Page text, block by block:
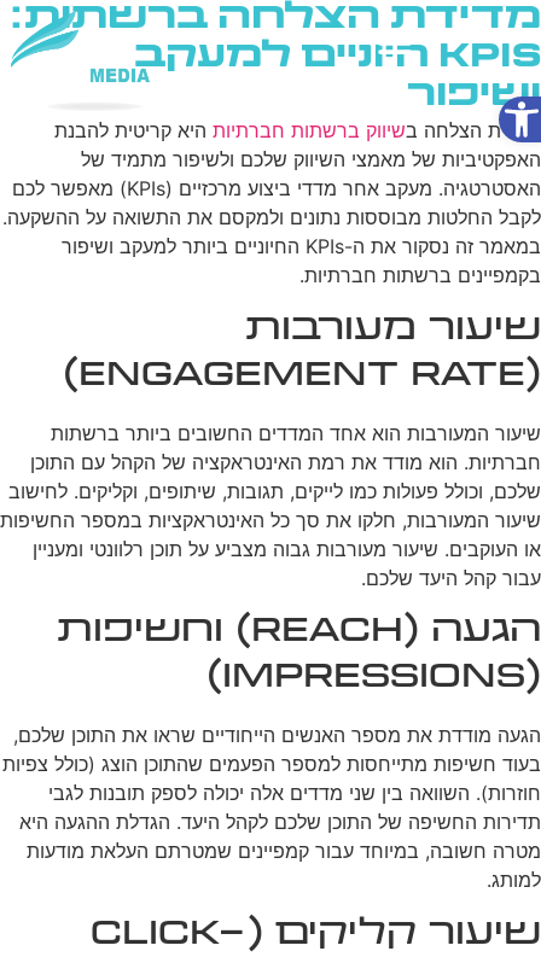
פתח סרגל נגישות
מדידת הצלחה ברשתות:
KPIs חיוניים למעקב
ושיפור
מדידת הצלחה בשיווק ברשתות חברתיות היא קריטית להבנת
האפקטיביות של מאמצי השיווק שלכם ולשיפור מתמיד של
האסטרטגיה. מעקב אחר מדדי ביצוע מרכזיים (KPIs) מאפשר לכם
לקבל החלטות מבוססות נתונים ולמקסם את התשואה על ההשקעה.
במאמר זה נסקור את ה-KPIs החיוניים ביותר למעקב ושיפור
בקמפיינים ברשתות חברתיות.
שיעור מעורבות
(Engagement Rate)
שיעור המעורבות הוא אחד המדדים החשובים ביותר ברשתות
חברתיות. הוא מודד את רמת האינטראקציה של הקהל עם התוכן
שלכם, וכולל פעולות כמו לייקים, תגובות, שיתופים, וקליקים. לחישוב
שיעור המעורבות, חלקו את סך כל האינטראקציות במספר החשיפות
או העוקבים. שיעור מעורבות גבוה מצביע על תוכן רלוונטי ומעניין
עבור קהל היעד שלכם.
הגעה (Reach) וחשיפות
(Impressions)
הגעה מודדת את מספר האנשים הייחודיים שראו את התוכן שלכם,
בעוד חשיפות מתייחסות למספר הפעמים שהתוכן הוצג (כולל צפיות
חוזרות). השוואה בין שני מדדים אלה יכולה לספק תובנות לגבי
תדירות החשיפה של התוכן שלכם לקהל היעד. הגדלת ההגעה היא
מטרה חשובה, במיוחד עבור קמפיינים שמטרתם העלאת מודעות
למותג.
שיעור קליקים (Click-